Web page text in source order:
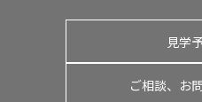
見学
ご相談、お